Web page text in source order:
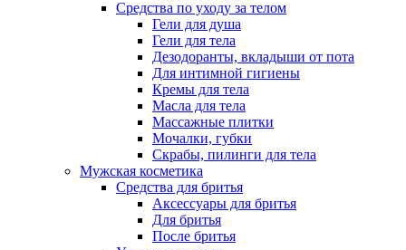
Средства по уходу за телом
Гели для душа
Гели для тела
Дезодоранты, вкладыши от пота
Для интимной гигиены
Кремы для тела
Масла для тела
Массажные плитки
Мочалки, губки
Скрабы, пилинги для тела
Мужская косметика
Средства для бритья
Аксессуары для бритья
Для бритья
После бритья